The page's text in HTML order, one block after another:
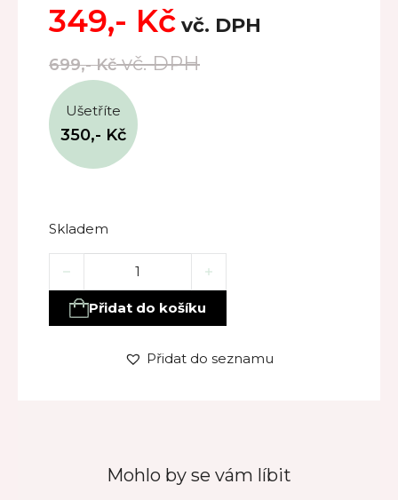
349,- Kč vč. DPH
699,-Kčvč. DPH
Ušetříte
350,- Kč
Skladem
Dětská kosmetická kolekce Janette Beauty –
Přidat do košíku
Přidat do seznamu
Mohlo by se vám líbit